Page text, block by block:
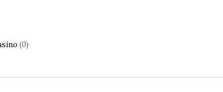
(0)